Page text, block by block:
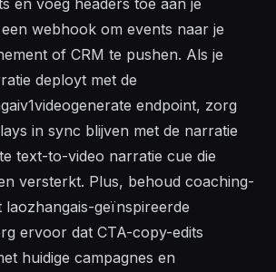
webhook om events naar je
of CRM te pushen. Als je
deployt met de
endpoint, zorg
in sync blijven met de narratie
text-to-video narratie cue die
versterkt. Plus, behoud coaching-
laozhangais-geïnspireerde
ervoor dat CTA-copy-edits
huidige campagnes en